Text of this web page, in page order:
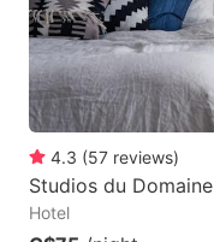
4.3 (57 reviews)
Studios du Domaine
Hotel